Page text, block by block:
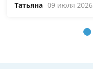
Татьяна 09 июля 2026